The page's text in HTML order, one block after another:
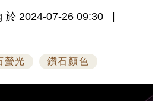
於 2024-07-26 09:30
螢光 鑽石顏色